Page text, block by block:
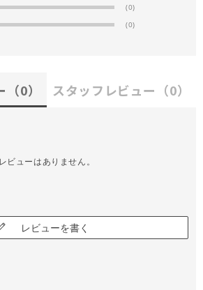
(0)
(0)
（0） スタッフレビュー （0）
レビューはありません。
レビューを書く